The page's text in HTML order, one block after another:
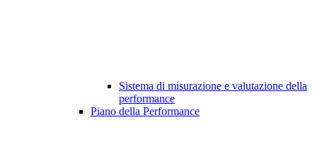
Sistema di misurazione e valutazione della
performance
Piano della Performance